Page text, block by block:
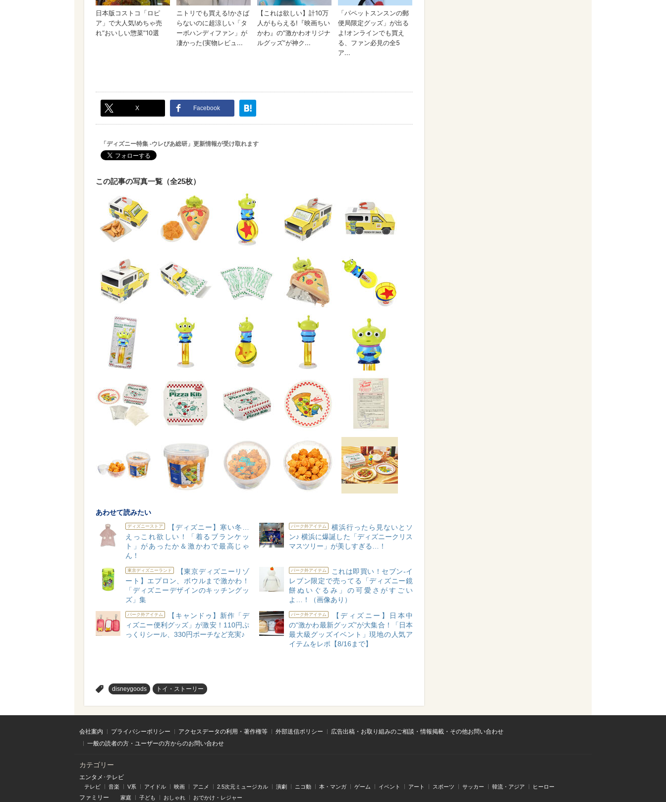
X Facebook
「ディズニー特集 -ウレぴあ総研」更新情報が受け取れます
この記事の写真一覧（全25枚）
あわせて読みたい
ディズニーストア
【ディズニー】寒い冬…
えっこれ欲しい！「着るブランケッ
ト」があったか＆激かわで最高じゃ
ん！
パーク外アイテム
横浜行ったら見ないとソ
ン♪ 横浜に爆誕した「ディズニークリス
マスツリー」が美しすぎる…！
東京ディズニーランド
【東京ディズニーリゾ
ート】エプロン、ボウルまで激かわ！
「ディズニーデザインのキッチングッ
ズ」集
パーク外アイテム
これは即買い！セブン-イ
レブン限定で売ってる「ディズニー鏡
餅ぬいぐるみ」の可愛さがすごい
よ…！（画像あり）
パーク外アイテム
【キャンドゥ】新作「デ
ィズニー便利グッズ」が激安！110円ぷ
っくりシール、330円ポーチなど充実♪
パーク外アイテム
【ディズニー】日本中
の“激かわ最新グッズ”が大集合！「日本
最大級グッズイベント」現地の人気ア
イテムをレポ【8/16まで】
disneygoods トイ・ストーリー
会社案内 プライバシーポリシー アクセスデータの利用・著作権等 外部送信ポリシー
広告出稿・お取り組みのご相談・情報掲載・その他お問い合わせ
一般の読者の方・ユーザーの方からのお問い合わせ
カテゴリー
エンタメ･テレビ
テレビ 音楽 V系 アイドル 映画 アニメ 2.5次元ミュージカル 演劇 ニコ動 本・マンガ ゲーム イベント アート スポーツ サッカー 韓流・アジア ヒーロー
ファミリー 家庭 子ども おしゃれ おでかけ・レジャー